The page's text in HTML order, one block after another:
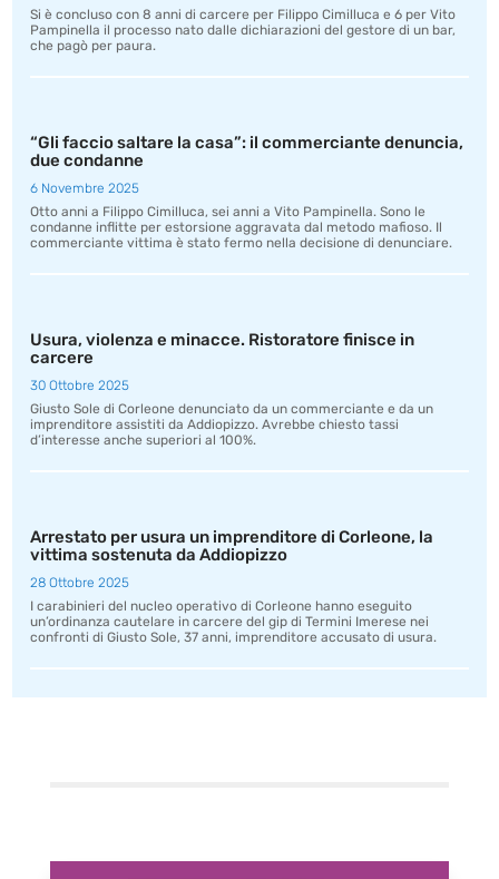
Si è concluso con 8 anni di carcere per Filippo Cimilluca e 6 per Vito
Pampinella il processo nato dalle dichiarazioni del gestore di un bar,
che pagò per paura.
“Gli faccio saltare la casa”: il commerciante denuncia,
due condanne
6 Novembre 2025
Otto anni a Filippo Cimilluca, sei anni a Vito Pampinella. Sono le
condanne inflitte per estorsione aggravata dal metodo mafioso. Il
commerciante vittima è stato fermo nella decisione di denunciare.
Usura, violenza e minacce. Ristoratore finisce in
carcere
30 Ottobre 2025
Giusto Sole di Corleone denunciato da un commerciante e da un
imprenditore assistiti da Addiopizzo. Avrebbe chiesto tassi
d’interesse anche superiori al 100%.
Arrestato per usura un imprenditore di Corleone, la
vittima sostenuta da Addiopizzo
28 Ottobre 2025
I carabinieri del nucleo operativo di Corleone hanno eseguito
un’ordinanza cautelare in carcere del gip di Termini Imerese nei
confronti di Giusto Sole, 37 anni, imprenditore accusato di usura.